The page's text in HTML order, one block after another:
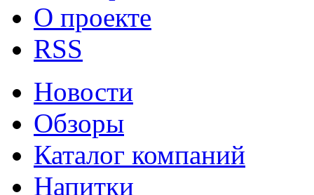
О проекте
RSS
Новости
Обзоры
Каталог компаний
Напитки